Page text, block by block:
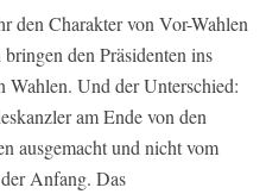
den Charakter von Vor-Wahlen
den Präsidenten ins
Wahlen. Und der Unterschied:
am Ende von den
ausgemacht und nicht vom
Anfang. Das